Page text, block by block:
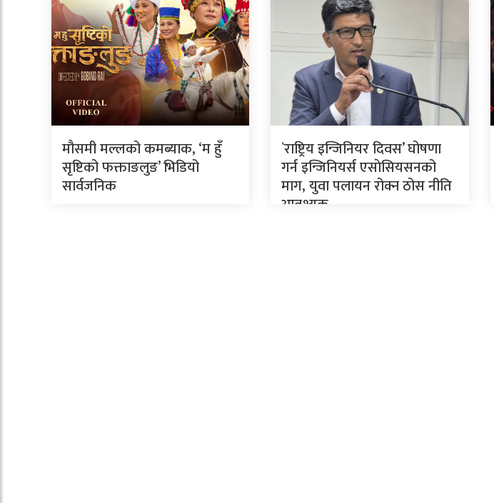
मौसमी मल्लको कमब्याक, ‘म हुँ
सृष्टिको फक्ताङलुङ’ भिडियो
सार्वजनिक
`राष्ट्रिय इन्जिनियर दिवस’ घोषणा
गर्न इन्जिनियर्स एसाेसियसनको
माग, युवा पलायन रोक्न ठोस नीति
आवश्यक